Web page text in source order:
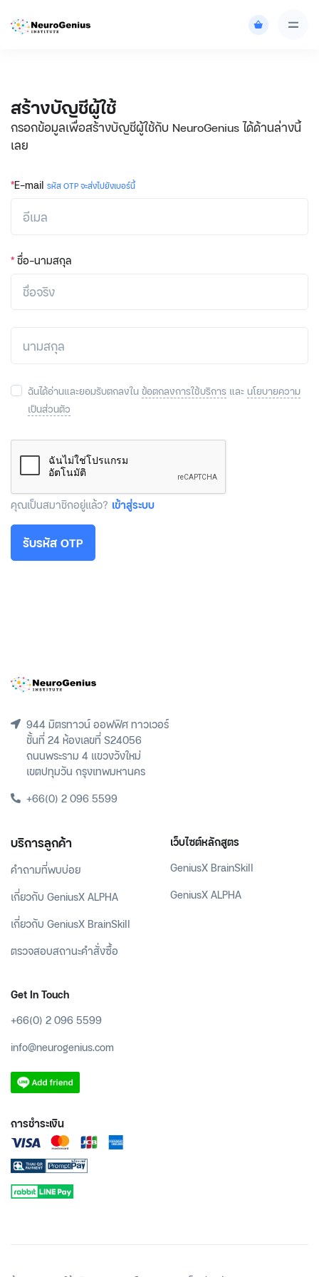
สร้างบัญชีผู้ใช้
กรอกข้อมูลเพื่อสร้างบัญชีผู้ใช้กับ NeuroGenius ได้ด้านล่างนี้
เลย
*E-mail รหัส OTP จะส่งไปยังเบอร์นี้
*ชื่อ-นามสกุล
ฉันได้อ่านและยอมรับตกลงใน ข้อตกลงการใช้บริการ และ นโยบายความ
เป็นส่วนตัว
คุณเป็นสมาชิกอยู่แล้ว? เข้าสู่ระบบ
รับรหัส OTP
944 มิตรทาวน์ ออฟฟิศ ทาวเวอร์
ชั้นที่ 24 ห้องเลขที่ S24056
ถนนพระราม 4 แขวงวังใหม่
เขตปทุมวัน กรุงเทพมหานคร
+66(0) 2 096 5599
บริการลูกค้า
คำถามที่พบบ่อย
เกี่ยวกับ GeniusX ALPHA
เกี่ยวกับ GeniusX BrainSkill
ตรวจสอบสถานะคำสั่งซื้อ
เว็บไซต์หลักสูตร
GeniusX BrainSkill
GeniusX ALPHA
Get In Touch
+66(0) 2 096 5599
info@neurogenius.com
การชำระเงิน